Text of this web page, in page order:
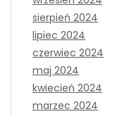
sierpień 2024
lipiec 2024
czerwiec 2024
maj 2024
kwiecień 2024
marzec 2024